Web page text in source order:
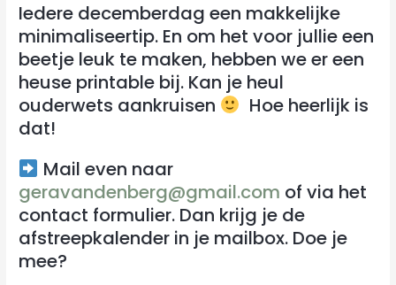
Iedere decemberdag een makkelijke
minimaliseertip. En om het voor jullie een
beetje leuk te maken, hebben we er een
heuse printable bij. Kan je heul
ouderwets aankruisen
Hoe heerlijk is
dat!
Mail even naar
geravandenberg@gmail.com of via het
contact formulier. Dan krijg je de
afstreepkalender in je mailbox. Doe je
mee?